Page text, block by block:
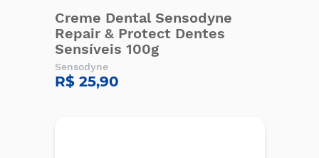
Creme Dental Sensodyne
Repair & Protect Dentes
Sensíveis 100g
Sensodyne
R$ 25,90